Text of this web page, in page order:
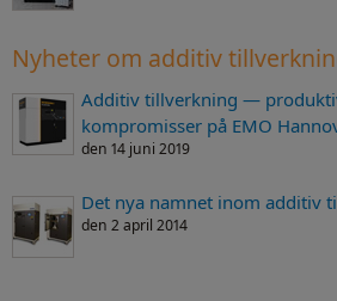
Nyheter om additiv
Additiv tillverkning —
kompromisser på EMO
den 14 juni 2019
Det nya namnet inom additiv
den 2 april 2014